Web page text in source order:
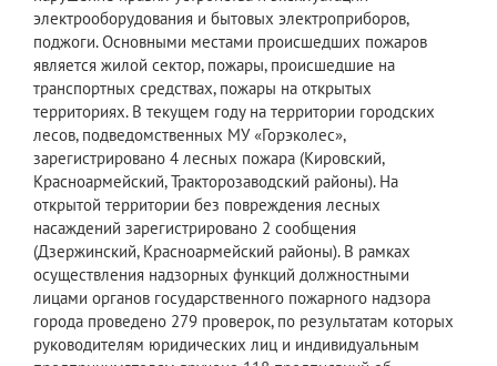
электрооборудования и бытовых электроприборов,
поджоги. Основными местами происшедших пожаров
является жилой сектор, пожары, происшедшие на
транспортных средствах, пожары на открытых
территориях. В текущем году на территории городских
лесов, подведомственных МУ «Горэколес»,
зарегистрировано 4 лесных пожара (Кировский,
Красноармейский, Тракторозаводский районы). На
открытой территории без повреждения лесных
насаждений зарегистрировано 2 сообщения
(Дзержинский, Красноармейский районы). В рамках
осуществления надзорных функций должностными
лицами органов государственного пожарного надзора
города проведено 279 проверок, по результатам которых
руководителям юридических лиц и индивидуальным